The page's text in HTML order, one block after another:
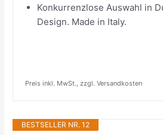
Konkurrenzlose Auswahl in
Design. Made in Italy.
Preis inkl. MwSt., zzgl. Versandkosten
BESTSELLER NR. 12